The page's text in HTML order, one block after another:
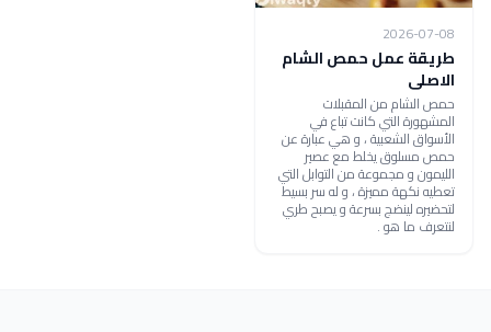
2026-07-08
طريقة عمل حمص الشام
الاصلى
حمص الشام من المقبلات
المشهورة التي كانت تباع في
الأسواق الشعبية ، و هي عبارة عن
حمص مسلوق يخلط مع عصير
الليمون و مجموعة من التوابل التي
تعطيه نكهة مميزة ، و له سر بسيط
لتحضيره لينضج بسرعة و يصبح طري
لنتعرف ما هو .